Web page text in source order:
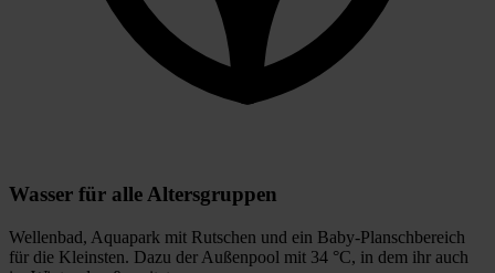
Wasser für alle Altersgruppen
Wellenbad, Aquapark mit Rutschen und ein Baby-Planschbereich
für die Kleinsten. Dazu der Außenpool mit 34 °C, in dem ihr auch